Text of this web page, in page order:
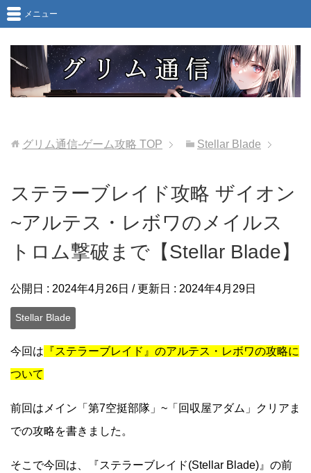
メニュー
グリム通信-ゲーム攻略 TOP Stellar Blade
ステラーブレイド攻略 ザイオン
~アルテス・レボワのメイルス
トロム撃破まで【Stellar Blade】
公開日 : 2024年4月26日 / 更新日 : 2024年4月29日
Stellar Blade
今回は 『ステラーブレイド』のアルテス・レボワの攻略に
ついて
前回はメイン「第7空挺部隊」~「回収屋アダム」クリアま
での攻略を書きました。
そこで今回は、『ステラーブレイド(Stellar Blade)』の前